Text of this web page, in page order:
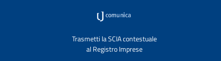
Trasmetti la SCIA contestuale
al Registro Imprese